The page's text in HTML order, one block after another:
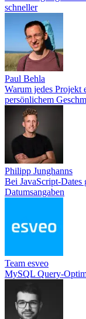
schneller
Paul Behla
Warum jedes Projekt
persönlichem
Philipp Junghanns
Bei JavaScript-
Datumsangaben
Team esveo
MySQL Query-